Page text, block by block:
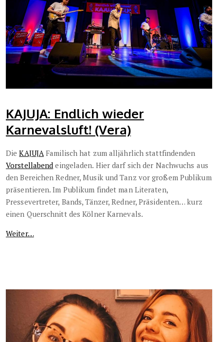
KAJUJA: Endlich wieder
Karnevalsluft! (Vera)
DieKAJUJA Familisch hat zum alljährlich stattfindenden
Vorstellabend eingeladen. Hier darf sich der Nachwuchs aus
den Bereichen Redner, Musik und Tanz vor großem Publikum
präsentieren. Im Publikum findet man Literaten,
Pressevertreter, Bands, Tänzer, Redner, Präsidenten… kurz
einen Querschnitt des Kölner Karnevals.
Weiter…